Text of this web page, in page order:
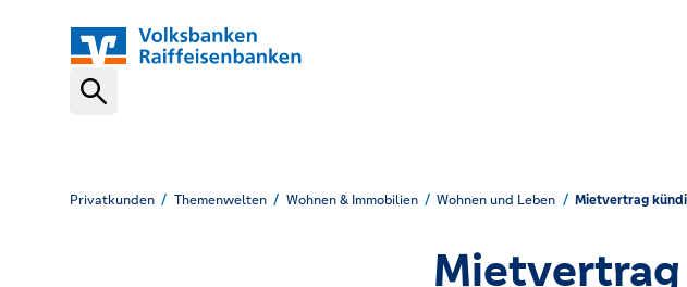
Privatkunden Themenwelten Wohnen & Immobilien Wohnen und Leben Mietvertrag